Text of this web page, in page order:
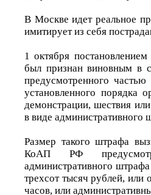
В Москве идет реальное
имитирует из себя
1 октября
был признан виновным в
предусмотренного
установленного порядка
демонстрации, шествия
в виде административного
Размер такого штрафа
КоАП РФ
административного
трехсот тысяч рублей, или
часов, или